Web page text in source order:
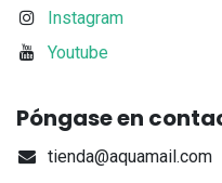
Instagram
Youtube
Póngase en
tienda@aquamail.com